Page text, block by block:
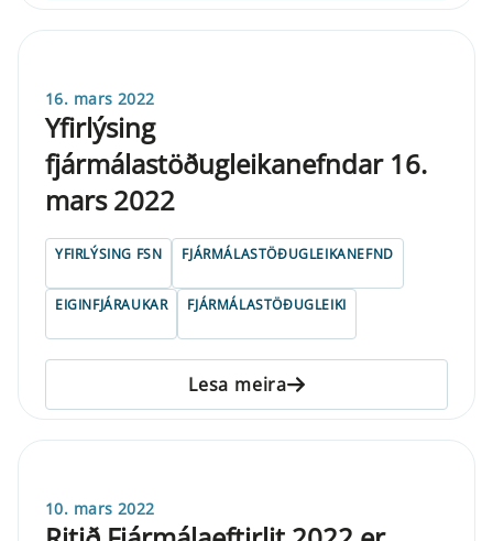
16. mars 2022
Yfirlýsing
fjármálastöðugleikanefndar 16.
mars 2022
YFIRLÝSING FSN FJÁRMÁLASTÖÐUGLEIKANEFND
EIGINFJÁRAUKAR FJÁRMÁLASTÖÐUGLEIKI
Lesa meira
10. mars 2022